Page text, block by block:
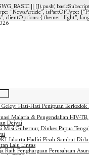
|| []).push(
"NewsArticle", isPartOfType:
clientOptions: { theme: "light",
Geley: Hati-Hati Penipuan
Malaria & Pengendalian HIV-
Deiyai
Misi Gubernur, Dinkes Papua
Jakarta Hadiri Pisah Sambut
Lalu Lintas
Raih Penghargaan Perusahaan